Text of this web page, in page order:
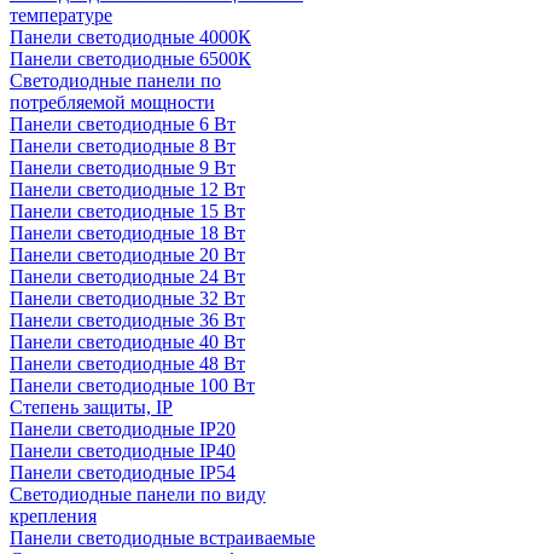
температуре
Панели светодиодные 4000К
Панели светодиодные 6500К
Светодиодные панели по
потребляемой мощности
Панели светодиодные 6 Вт
Панели светодиодные 8 Вт
Панели светодиодные 9 Вт
Панели светодиодные 12 Вт
Панели светодиодные 15 Вт
Панели светодиодные 18 Вт
Панели светодиодные 20 Вт
Панели светодиодные 24 Вт
Панели светодиодные 32 Вт
Панели светодиодные 36 Вт
Панели светодиодные 40 Вт
Панели светодиодные 48 Вт
Панели светодиодные 100 Вт
Степень защиты, IP
Панели светодиодные IP20
Панели светодиодные IP40
Панели светодиодные IP54
Светодиодные панели по виду
крепления
Панели светодиодные встраиваемые